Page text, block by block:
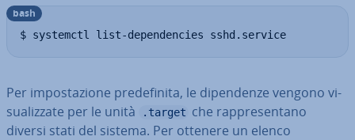
$ systemctl list-dependencies sshd.service
bash
Per im­po­sta­zio­ne pre­de­fi­ni­ta, le di­pen­den­ze vengono vi­
sua­liz­za­te per le unità
.target che rap­pre­sen­ta­no
diversi stati del sistema. Per ottenere un elenco